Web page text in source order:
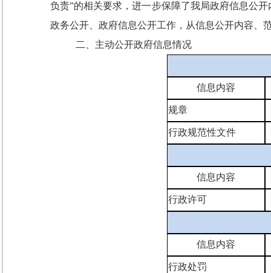
负责”的相关要求，进一步保障了我局政府信息公
政务公开、政府信息公开工作，从信息公开内容、
二、主动公开政府信息情况
信息内容
规章
行政规范性文件
信息内容
行政许可
信息内容
行政处罚